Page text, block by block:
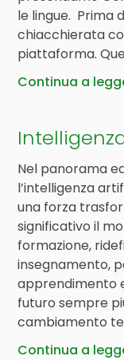
le lingue. Prima
chiacchierata
piattaforma.
Continua a
Nel panorama
l’intelligenza
una forza
significativo il
formazione,
insegnamento,
apprendimento
futuro sempre
cambiamento
Continua a